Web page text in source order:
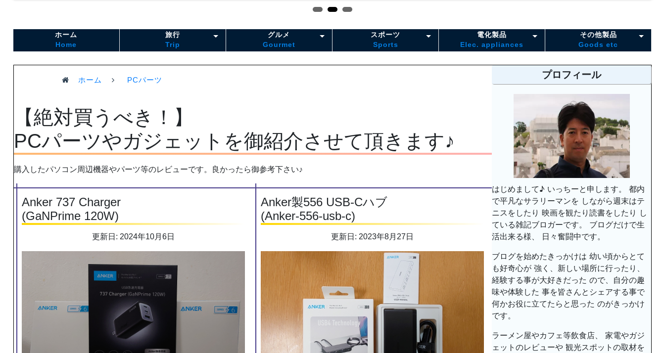
ホーム
Home
旅行
Trip
グルメ
Gourmet
スポーツ
Sports
電化製品
Elec. appliances
その他製品
Goods etc
ホーム PCパーツ
【絶対買うべき！】
PCパーツやガジェットを御紹介させて頂きます♪
購入したパソコン周辺機器やパーツ等のレビューです。良かったら御参考下さい♪
Anker 737 Charger
(GaNPrime 120W)
更新日: 2024年10月6日
Anker製556 USB-Cハブ
(Anker-556-usb-c)
更新日: 2023年8月27日
プロフィール
はじめまして♪ いっちーと申します。 都内
で平凡なサラリーマンを しながら週末はテ
ニスをしたり 映画を観たり読書をしたり し
ている雑記ブロガーです。 ブログだけで生
活出来る様、 日々奮闘中です。
ブログを始めたきっかけは 幼い頃からとて
も好奇心が 強く、新しい場所に行ったり、
経験する事が大好きだった ので、自分の趣
味や体験した 事を皆さんとシェアする事で
何かお役に立てたらと思った のがきっかけ
です。
ラーメン屋やカフェ等飲食店、 家電やガジ
ェットのレビューや 観光スポットの取材を